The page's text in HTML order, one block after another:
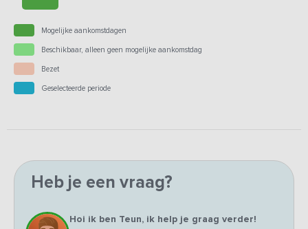
Mogelijke aankomstdagen
Beschikbaar, alleen geen mogelijke aankomstdag
Bezet
Geselecteerde periode
Heb je een vraag?
Hoi ik ben Teun, ik help je graag verder!